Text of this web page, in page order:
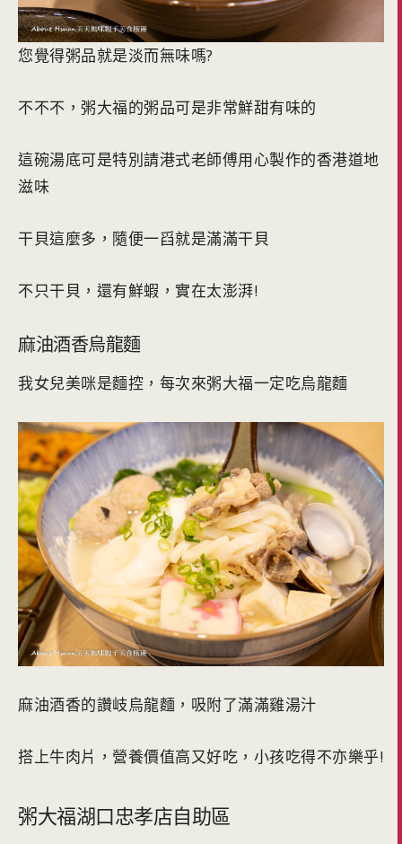
您覺得粥品就是淡而無味嗎?
不不不，粥大福的粥品可是非常鮮甜有味的
這碗湯底可是特別請港式老師傅用心製作的香港道地
滋味
干貝這麼多，隨便一舀就是滿滿干貝
不只干貝，還有鮮蝦，實在太澎湃!
麻油酒香烏龍麵
我女兒美咪是麵控，每次來粥大福一定吃烏龍麵
麻油酒香的讚岐烏龍麵，吸附了滿滿雞湯汁
搭上牛肉片，營養價值高又好吃，小孩吃得不亦樂乎!
粥大福湖口忠孝店自助區